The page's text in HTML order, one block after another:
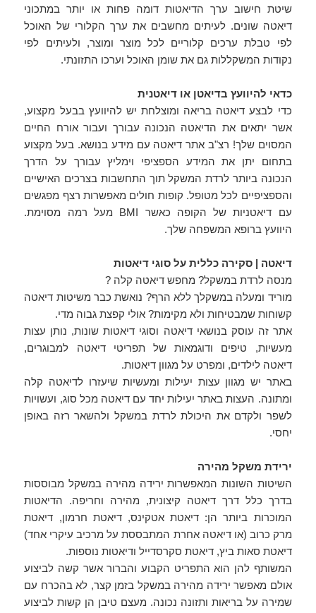
שיטת חישוב ערך הדיאטות דומה פחות או יותר במתכוני
דיאטה שונים. לעיתים מחשבים את ערך הקלורי של האוכל
לפי טבלת ערכים קלוריים לכל מוצר ומוצר, ולעיתים לפי
נקודות המשקללות גם את שומן האוכל וערכו התזונתי.
כדאי להיוועץ בדיאטן או דיאטנית
כדי לבצע דיאטה בריאה ומוצלחת יש להיוועץ בבעל מקצוע,
אשר יתאים את הדיאטה הנכונה עבורך ועבור אורח החיים
המסוים שלך! רצ"ב אתר דיאטה עם מידע בנושא. בעל מקצוע
בתחום יתן את המידע הספציפי וימליץ עבורך על הדרך
הנכונה ביותר לרדת המשקל תוך התחשבות בצרכים האישיים
והספציפיים לכל מטופל. קופות חולים מאפשרות רצף מפגשים
עם דיאטניות של הקופה כאשר BMI מעל רמה מסוימת.
היוועץ ברופא המשפחה שלך.
דיאטה | סקירה כללית על סוגי דיאטות
מנסה לרדת במשקל? מחפש דיאטה קלה ?
מוריד ומעלה במשקלך ללא הרף? נואשת כבר משיטות דיאטה
קשוחות שמבטיחות ולא מקימות? אולי קפצת גבוה מדי.
אתר זה עוסק בנושאי דיאטה וסוגי דיאטות שונות, נותן עצות
מעשיות, טיפים ודוגמאות של תפריטי דיאטה למבוגרים,
דיאטה לילדים, ומפרט על מגוון דיאטות.
באתר יש מגוון עצות יעילות ומעשיות שיעזרו לדיאטה קלה
ומתונה. העצות באתר יעילות יחד עם דיאטה מכל סוג, ועשויות
לשפר ולקדם את היכולת לרדת במשקל ולהשאר רזה באופן
יחסי.
ירידת משקל מהירה
השיטות השונות המאפשרות ירידה מהירה במשקל מבוססות
בדרך כלל דרך דיאטה קיצונית, מהירה וחריפה. הדיאטות
המוכרות ביותר הן: דיאטת אטקינס, דיאטת חרמון, דיאטת
מרק כרוב (או דיאטה אחרת המתבססת על מרכיב עיקרי אחד)
דיאטת סאות ביץ, דיאטת סקרסדייל ודיאטות נוספות.
המשותף להן הוא התפריט הקבוע והברור אשר קשה לביצוע
אולם מאפשר ירידה מהירה במשקל בזמן קצר, לא בהכרח עם
שמירה על בריאות ותזונה נכונה. מעצם טיבן הן קשות לביצוע